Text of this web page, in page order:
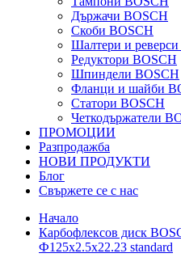
Държачи BOSCH
Скоби BOSCH
Шалтери и
Редуктори BOSCH
Шпиндели BOSCH
Фланци и шайби
Статори BOSCH
Четкодържатели
ПРОМОЦИИ
Разпродажба
НОВИ ПРОДУКТИ
Блог
Свържете се с нас
Начало
Карбофлексов диск
Ф125х2.5х22.23 standard